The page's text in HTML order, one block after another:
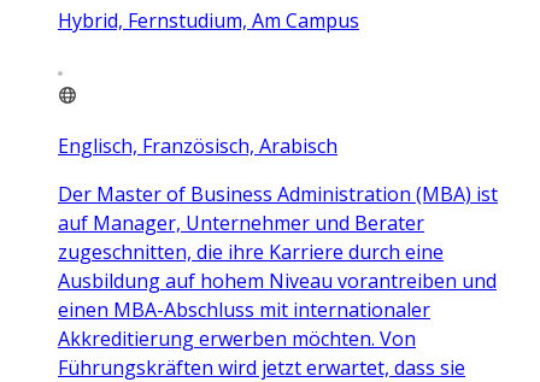
Hybrid, Fernstudium, Am Campus
Englisch, Französisch, Arabisch
Der Master of Business Administration (MBA) ist
auf Manager, Unternehmer und Berater
zugeschnitten, die ihre Karriere durch eine
Ausbildung auf hohem Niveau vorantreiben und
einen MBA-Abschluss mit internationaler
Akkreditierung erwerben möchten. Von
Führungskräften wird jetzt erwartet, dass sie